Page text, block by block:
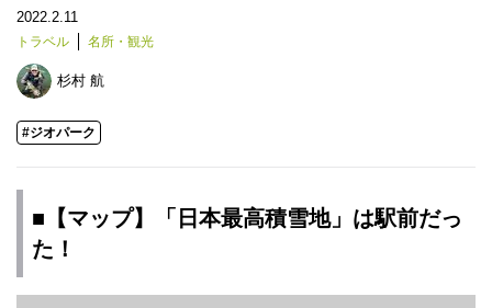
2022.2.11
トラベル 名所・観光
杉村 航
#ジオパーク
■【マップ】「日本最高積雪地」は駅前だっ
た！